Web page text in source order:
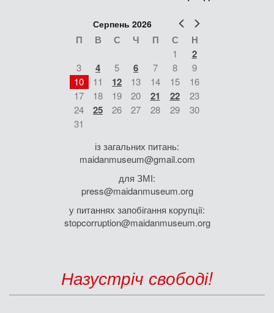
Попер
Серпень 2026
П В С Ч П С Н
1 2
3 4 5 6 7 8
9
10
11 12 13 14 15
16
17
18 19 20 21 22
23
24
25 26 27 28 29
30
31
із загальних питань:
maidanmuseum@gmail.com
для ЗМІ:
press@maidanmuseum.org
у питаннях запобігання корупції:
stopcorruption@maidanmuseum.org
Назустріч свободі!